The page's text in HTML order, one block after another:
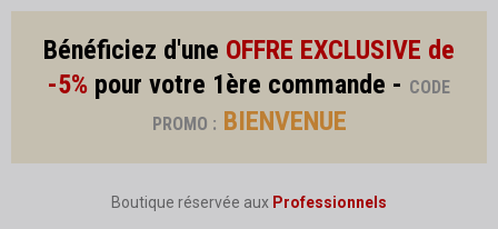
Bénéficiez d'une OFFRE EXCLUSIVE de
-5% pour votre 1ère commande - CODE
PROMO : BIENVENUE
Boutique réservée aux Professionnels